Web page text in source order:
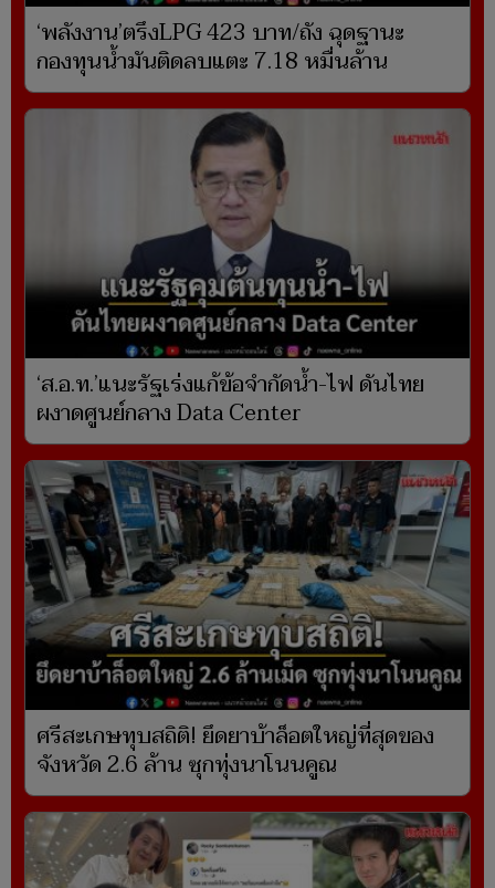
‘พลังงาน’ตรึงLPG 423 บาท/ถัง ฉุดฐานะ
กองทุนน้ำมันติดลบแตะ 7.18 หมื่นล้าน
‘ส.อ.ท.’แนะรัฐเร่งแก้ข้อจำกัดน้ำ-ไฟ ดันไทย
ผงาดศูนย์กลาง Data Center
ศรีสะเกษทุบสถิติ! ยึดยาบ้าล็อตใหญ่ที่สุดของ
จังหวัด 2.6 ล้าน ซุกทุ่งนาโนนคูณ